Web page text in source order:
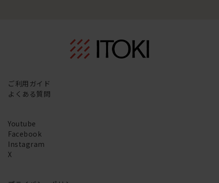
ご利用ガイド
よくある質問
Youtube
Facebook
Instagram
X